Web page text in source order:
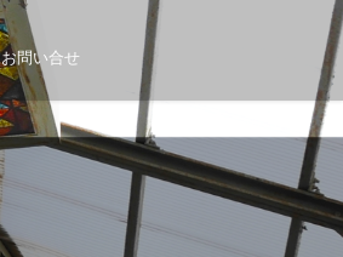
お問い合せ